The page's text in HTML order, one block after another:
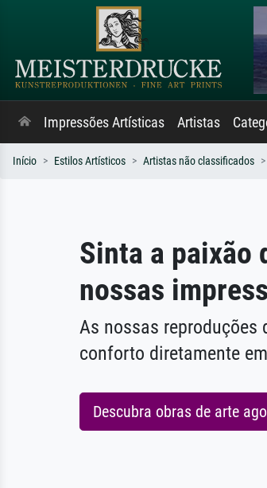
Impressões Artísticas Artistas
Início Estilos Artísticos Artistas não classificados
Sinta a paixão
nossas
As nossas reproduções
conforto diretamente
Descubra obras de arte